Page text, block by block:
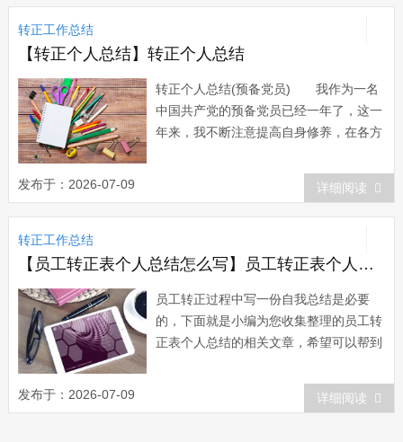
作的机会，尽管我对招标是初次接触，但
在领导和同事的悉心关怀和指导下，通过
自身的不...
转正工作总结
【转正个人总结】转正个人总结
转正个人总结(预备党员) 我作为一名
中国共产党的预备党员已经一年了，这一
年来，我不断注意提高自身修养，在各方
审视自己。 成为一名中国共产党党员是
我人生理想与信念的最大追求。入党作为
我学习、工作和生活的一种志向，作为自
己实现人生价值取向与理想信念的目标，
是一项无比...
发布于：2026-07-09 详细阅读
转正工作总结
【员工转正表个人总结怎么写】员工转正表个人总结
员工转正过程中写一份自我总结是必要
的，下面就是小编为您收集整理的员工转
正表个人总结的相关文章，希望可以帮到
小伙伴哦！员工转正表个人总结一 上
班的这些日子以来，让我收获了在课本上
发布于：2026-07-09 详细阅读